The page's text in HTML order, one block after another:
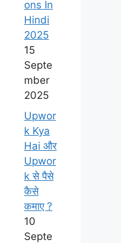
ons In
Hindi
2025
15
Septe
mber
2025
Upwor
k Kya
Hai और
Upwor
k से पैसे
कैसे
कमाए ?
10
Septe